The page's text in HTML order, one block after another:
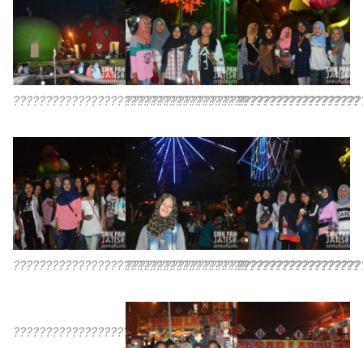
????????????????????????????????????
????????????????????????????????????
????????????????????????????????????
????????????????????????????????????
????????????????????????????????????